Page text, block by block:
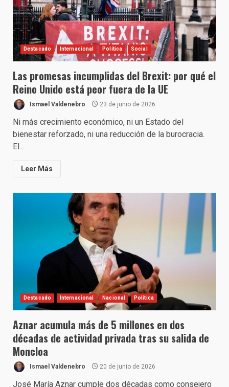
Destacado Internacional Política Social
Las promesas incumplidas del Brexit: por qué el
Reino Unido está peor fuera de la UE
Ismael Valdenebro 23 de junio de 2026
Ni más crecimiento económico, ni un Estado del
bienestar reforzado, ni una reducción de la burocracia.
El...
Leer Más
Destacado Internacional Nacional Política
Aznar acumula más de 5 millones en dos
décadas de actividad privada tras su salida de
Moncloa
Ismael Valdenebro 20 de junio de 2026
José María Aznar cumple dos décadas como consejero